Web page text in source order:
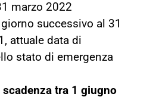
marzo 2022
successivo al 31
attuale data di
stato di emergenza
scadenza tra 1 giugno